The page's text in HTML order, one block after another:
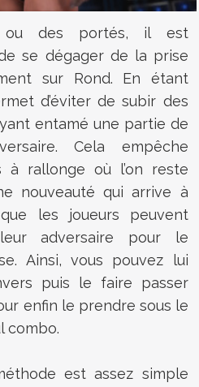
ou des portés, il est
se dégager de la prise
sur Rond. En étant
d’éviter de subir des
entamé une partie de
Cela empêche
à rallonge où l’on reste
nouveauté qui arrive à
les joueurs peuvent
adversaire pour le
Ainsi, vous pouvez lui
puis le faire passer
enfin le prendre sous le
combo.
est assez simple